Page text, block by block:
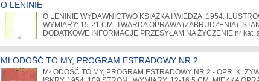
O LENINIE
O LENINIE WYDAWNICTWO KSIĄŻKA I WIEDZA, 1954.
WYMIARY: 15-21 CM. TWARDA OPRAWA (ZABRUDZENIA).
DODATKOWE INFORMACJE PRZESYŁAM NA ŻYCZENIE nr kat.
MŁODOŚĆ TO MY, PROGRAM ESTRADOWY NR 2
MŁODOŚĆ TO MY, PROGRAM ESTRADOWY NR 2 - OPR. K.